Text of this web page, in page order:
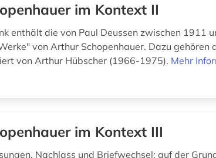
im Kontext II
enthält die von Paul Deussen zwischen 1911
von Arthur Schopenhauer. Dazu gehören
von Arthur Hübscher (1966-1975). Mehr
im Kontext III
Nachlass und Briefwechsel; auf der